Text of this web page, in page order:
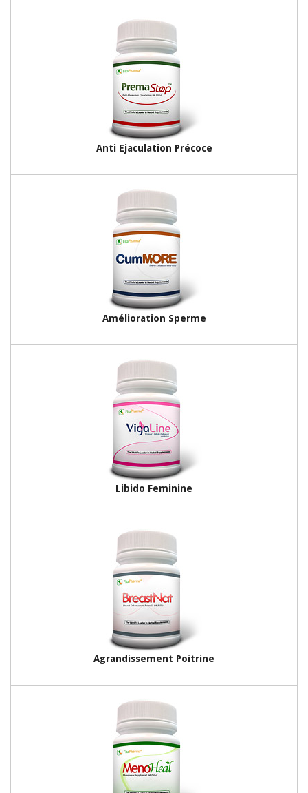
Anti Ejaculation Précoce
Amélioration Sperme
Libido Feminine
Agrandissement Poitrine